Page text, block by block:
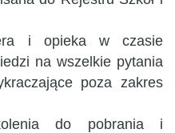
i opieka w czasie
na wszelkie pytania
poza zakres
do pobrania i